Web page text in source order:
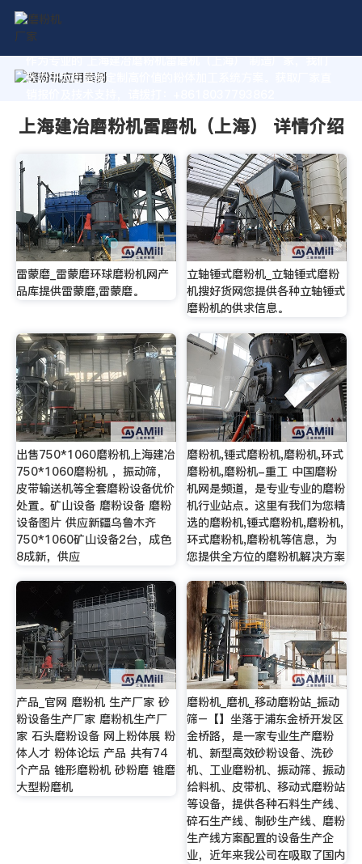
作为专业的 上海建冶磨粉机雷磨机（上海） 制造厂家，我们
致力于为您量身定制高价值的粉体加工系统方案。获取厂家直
上海建冶磨粉机雷磨机（上海） 详情介绍
雷蒙磨_雷蒙磨环球磨粉机网产
品库提供雷蒙磨,雷蒙磨。
立轴锤式磨粉机_立轴锤式磨粉
机搜好货网您提供各种立轴锤式
磨粉机的供求信息。
出售750*1060磨粉机上海建冶
750*1060磨粉机 ，振动筛，
皮带输送机等全套磨粉设备优价
处置。矿山设备 磨粉设备 磨粉
设备图片 供应新疆乌鲁木齐
750*1060矿山设备2台，成色
8成新，供应
磨粉机,锤式磨粉机,磨粉机,环式
磨粉机,磨粉机-重工 中国磨粉
机网是频道，是专业专业的磨粉
机行业站点。这里有我们为您精
选的磨粉机,锤式磨粉机,磨粉机,
环式磨粉机,磨粉机等信息，为
您提供全方位的磨粉机解决方案
产品_官网 磨粉机 生产厂家 砂
粉设备生产厂家 磨粉机生产厂
家 石头磨粉设备 网上粉体展 粉
体人才 粉体论坛 产品 共有74
个产品 锥形磨粉机 砂粉磨 锥磨
大型粉磨机
磨粉机_磨机_移动磨粉站_振动
筛–【】坐落于浦东金桥开发区
金桥路，是一家专业生产磨粉
机、新型高效砂粉设备、洗砂
机、工业磨粉机、振动筛、振动
给料机、皮带机、移动式磨粉站
等设备，提供各种石料生产线、
碎石生产线、制砂生产线、磨粉
生产线方案配置的设备生产企
业，近年来我公司在吸取了国内